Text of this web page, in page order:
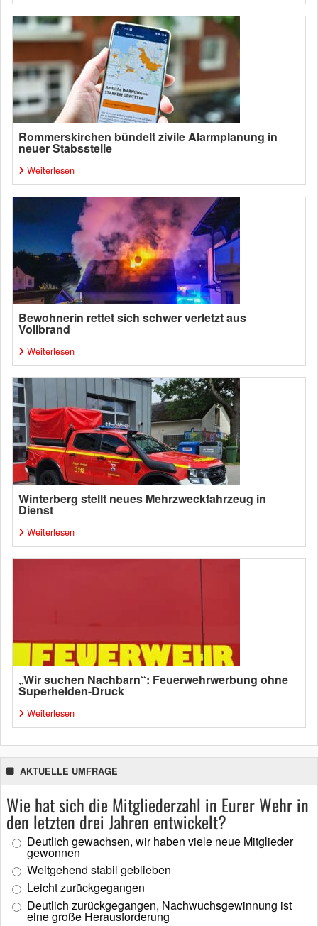
Rommerskirchen bündelt zivile Alarmplanung in
neuer Stabsstelle
Weiterlesen
Bewohnerin rettet sich schwer verletzt aus
Vollbrand
Weiterlesen
Winterberg stellt neues Mehrzweckfahrzeug in
Dienst
Weiterlesen
„Wir suchen Nachbarn“: Feuerwehrwerbung ohne
Superhelden-Druck
Weiterlesen
AKTUELLE UMFRAGE
Wie hat sich die Mitgliederzahl in Eurer Wehr in
den letzten drei Jahren entwickelt?
Deutlich gewachsen, wir haben viele neue Mitglieder
gewonnen
Weitgehend stabil geblieben
Leicht zurückgegangen
Deutlich zurückgegangen, Nachwuchsgewinnung ist
eine große Herausforderung